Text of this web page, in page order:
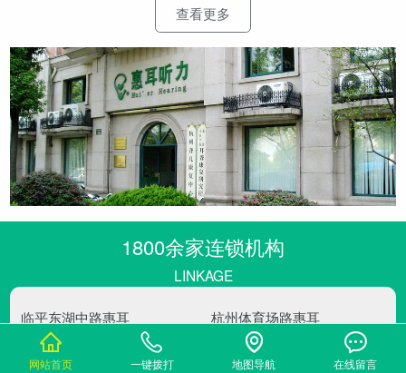
网站首页 一键拨打 地图导航 在线留言
查看更多
1800余家连锁机构
LINKAGE
临平东湖中路惠耳
杭州市余杭区东湖街道东湖中路281
号（财政局对面）
杭州体育场路惠耳
杭州市体育场路519号
0571-85816567